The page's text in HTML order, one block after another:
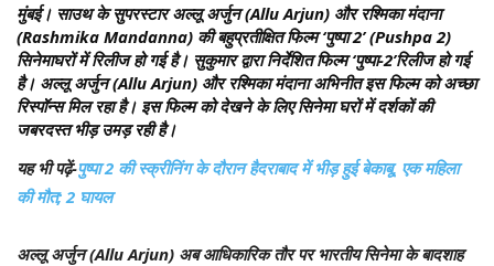
मुंबई। साउथ के सुपरस्टार अल्लू अर्जुन (Allu Arjun) और रश्मिका मंदाना
(Rashmika Mandanna) की बहुप्रतीक्षित फिल्म ‘पुष्पा 2’ (Pushpa 2)
सिनेमाघरों में रिलीज हो गई है। सुकुमार द्वारा निर्देशित फिल्म ‘पुष्पा-2’रिलीज हो गई
है। अल्लू अर्जुन (Allu Arjun) और रश्मिका मंदाना अभिनीत इस फिल्म को अच्छा
रिस्पॉन्स मिल रहा है। इस फिल्म को देखने के लिए सिनेमा घरों में दर्शकों की
जबरदस्त भीड़ उमड़ रही है।
यह भी पढ़ें-पुष्पा 2 की स्क्रीनिंग के दौरान हैदराबाद में भीड़ हुई बेकाबू, एक महिला
की मौत; 2 घायल
अल्लू अर्जुन (Allu Arjun) अब आधिकारिक तौर पर भारतीय सिनेमा के बादशाह